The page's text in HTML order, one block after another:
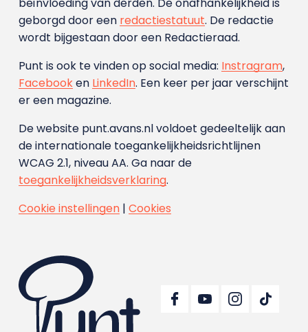
geborgd door een redactiestatuut. De redactie
wordt bijgestaan door een Redactieraad.
Punt is ook te vinden op social media: Instragram,
Facebooken LinkedIn. Een keer per jaar verschijnt
er een magazine.
De website punt.avans.nl voldoet gedeeltelijk aan
de internationale toegankelijkheidsrichtlijnen
WCAG 2.1, niveau AA. Ga naar de
toegankelijkheidsverklaring.
Cookie instellingen| Cookies